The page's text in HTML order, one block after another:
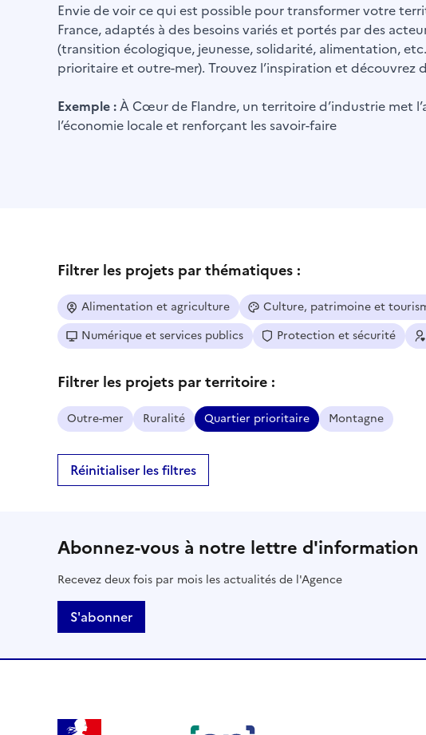
Envie de voir ce qui est possible pour transformer votre
France, adaptés à des besoins variés et portés par des
(transition écologique, jeunesse, solidarité, alimentation,
prioritaire et outre-mer). Trouvez l’inspiration et
Exemple :À Cœur de Flandre, un territoire d’industrie met
l’économie locale et renforçant les savoir-faire
Filtrer les projets par thématiques :
Alimentation et agriculture Culture, patrimoine et
Numérique et services publics
Protection et sécurité
Filtrer les projets par territoire :
Outre-mer Ruralité Quartier prioritaire Montagne
Réinitialiser les filtres
Abonnez-vous à notre lettre d'information
Recevez deux fois par mois les actualités de l'Agence
S'abonner